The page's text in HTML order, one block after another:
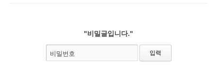
"비밀글입니다."
비밀번호